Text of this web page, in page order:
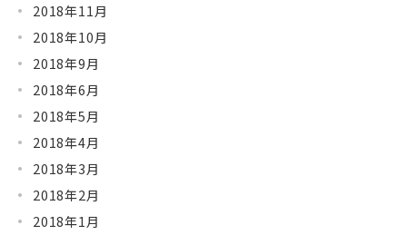
2018年11月
2018年10月
2018年9月
2018年6月
2018年5月
2018年4月
2018年3月
2018年2月
2018年1月